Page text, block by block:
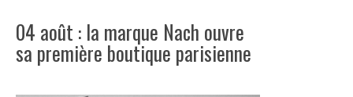
04 août : la marque Nach ouvre
sa première boutique parisienne